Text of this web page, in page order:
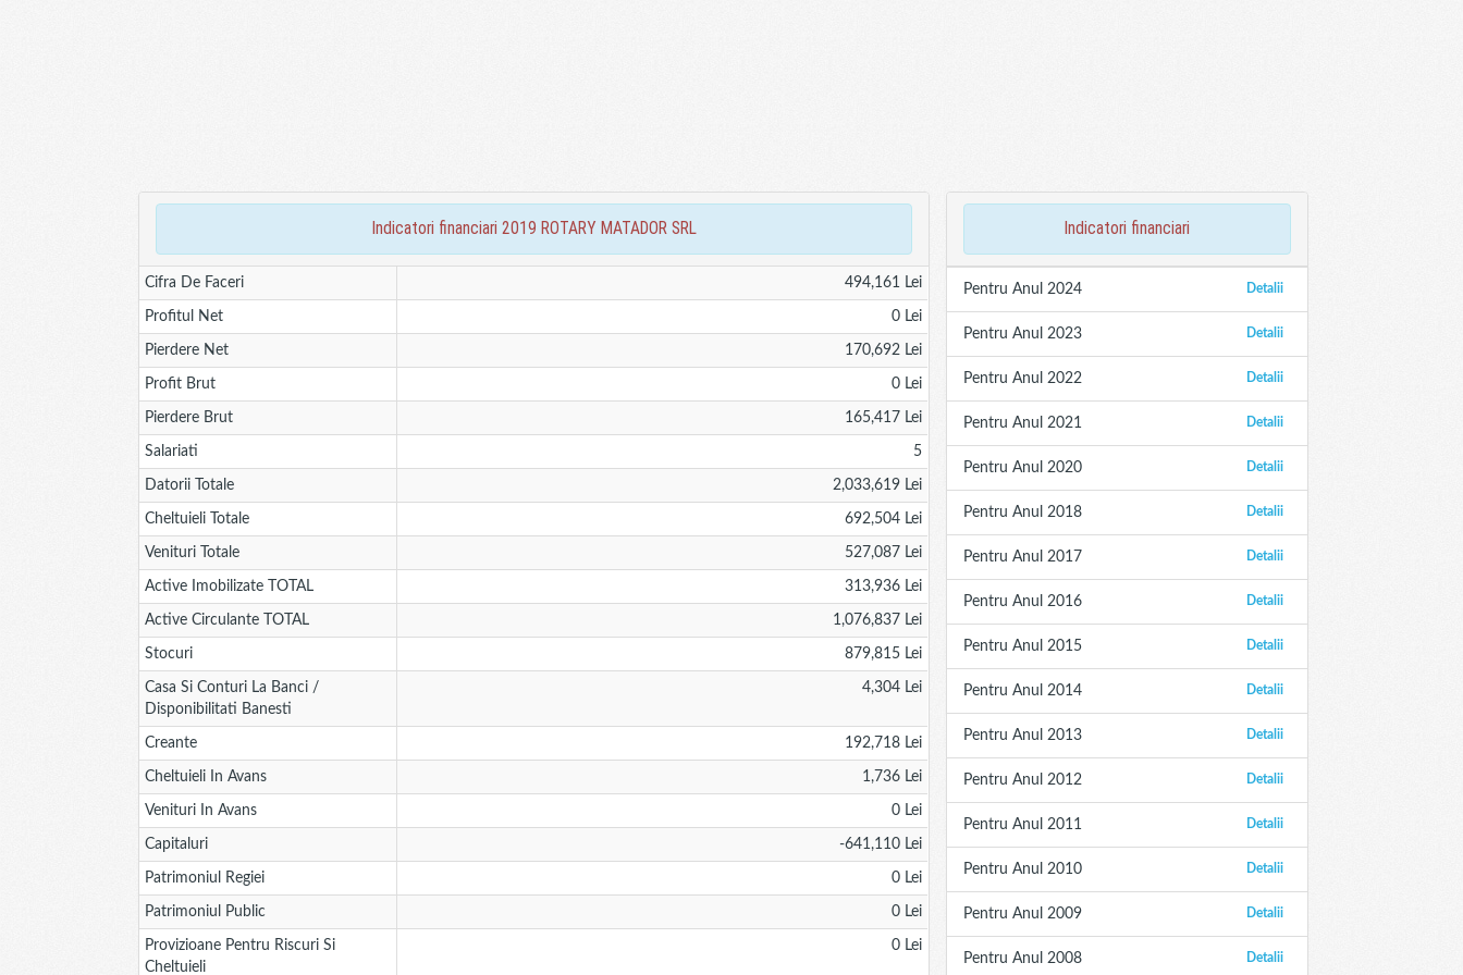
indicatori financiari 2019 ROTARY MATADOR SRL
Cifra De Faceri 494,161 Lei
Profitul Net 0 Lei
Pierdere Net 170,692 Lei
Profit Brut 0 Lei
Pierdere Brut 165,417 Lei
Salariati 5
Datorii Totale 2,033,619 Lei
Cheltuieli Totale 692,504 Lei
Venituri Totale 527,087 Lei
Active Imobilizate TOTAL 313,936 Lei
Active Circulante TOTAL 1,076,837 Lei
Stocuri 879,815 Lei
Casa Si Conturi La Banci /
Disponibilitati Banesti
4,304 Lei
Creante 192,718 Lei
Cheltuieli In Avans 1,736 Lei
Venituri In Avans 0 Lei
Capitaluri -641,110 Lei
Patrimoniul Regiei 0 Lei
Patrimoniul Public 0 Lei
Provizioane Pentru Riscuri Si
Cheltuieli
0 Lei
indicatori financiari
Detalii
Pentru Anul 2024
Detalii
Pentru Anul 2023
Detalii
Pentru Anul 2022
Detalii
Pentru Anul 2021
Detalii
Pentru Anul 2020
Detalii
Pentru Anul 2018
Detalii
Pentru Anul 2017
Detalii
Pentru Anul 2016
Detalii
Pentru Anul 2015
Detalii
Pentru Anul 2014
Detalii
Pentru Anul 2013
Detalii
Pentru Anul 2012
Detalii
Pentru Anul 2011
Detalii
Pentru Anul 2010
Detalii
Pentru Anul 2009
Detalii
Pentru Anul 2008